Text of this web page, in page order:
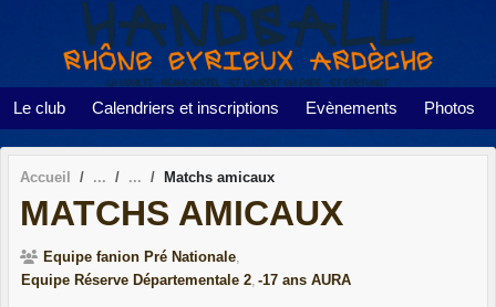
Le club Calendriers et inscriptions Evènements Photos
Accueil Matchs amicaux
MATCHS AMICAUX
Equipe fanion Pré Nationale
Equipe Réserve Départementale 2 -17 ans AURA
Panneau de gestion des cookies